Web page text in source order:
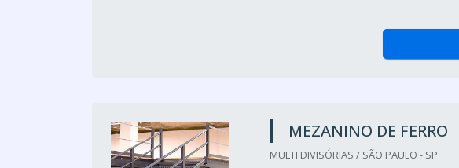
MEZANINO DE FERRO
MULTI DIVISÓRIAS / SÃO PAULO - SP